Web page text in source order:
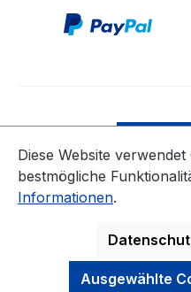
* Alle Preise inkl.
Diese Website
bestmögliche
Informationen.
Ausgewählte